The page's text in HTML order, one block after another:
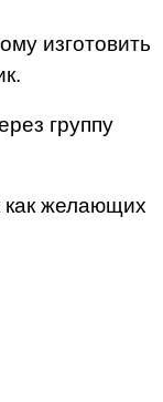
изготовить
группу
как желающих